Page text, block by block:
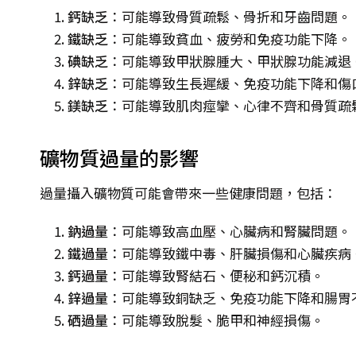
鈣缺乏 ：可能導致骨質疏鬆、骨折和牙齒問題。
鐵缺乏 ：可能導致貧血、疲勞和免疫功能下降。
碘缺乏 ：可能導致甲狀腺腫大、甲狀腺功能減退
鋅缺乏 ：可能導致生長遲緩、免疫功能下降和傷
鎂缺乏 ：可能導致肌肉痙攣、心律不齊和骨質疏
礦物質過量的影響
過量攝入礦物質可能會帶來一些健康問題，包括：
鈉過量 ：可能導致高血壓、心臟病和腎臟問題。
鐵過量 ：可能導致鐵中毒、肝臟損傷和心臟疾病
鈣過量 ：可能導致腎結石、便秘和鈣沉積。
鋅過量 ：可能導致銅缺乏、免疫功能下降和腸胃
硒過量 ：可能導致脫髮、脆甲和神經損傷。